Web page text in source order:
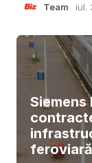
Team iul.